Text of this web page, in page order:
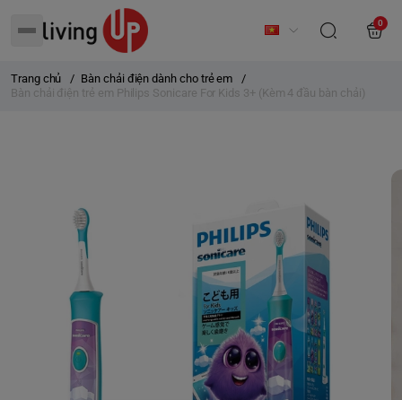
0
Trang chủ / Bàn chải điện dành cho trẻ em
/
Bàn chải điện trẻ em Philips Sonicare For Kids 3+ (Kèm 4 đầu bàn chải)